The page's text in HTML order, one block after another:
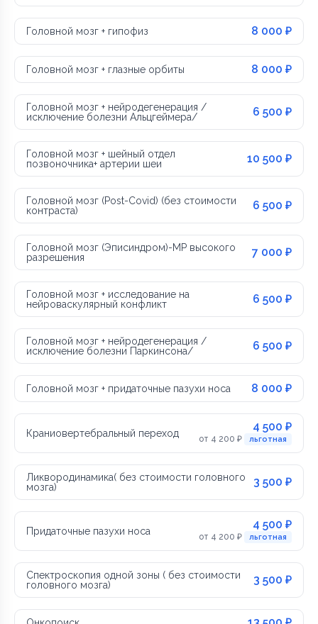
Головной мозг + гипофиз 8 000 ₽
Головной мозг + глазные орбиты 8 000 ₽
Головной мозг + нейродегенерация /
исключение болезни Альцгеймера/
6 500 ₽
Головной мозг + шейный отдел
позвоночника+ артерии шеи
10 500 ₽
Головной мозг (Post-Covid) (без стоимости
контраста)
6 500 ₽
Головной мозг (Эписиндром)-МР высокого
разрешения
7 000 ₽
Головной мозг + исследование на
нейроваскулярный конфликт
6 500 ₽
Головной мозг + нейродегенерация /
исключение болезни Паркинсона/
6 500 ₽
Головной мозг + придаточные пазухи носа 8 000 ₽
Краниовертебральный переход 4 500 ₽
от 4 200 ₽ льготная
Ликвородинамика( без стоимости головного
мозга)
3 500 ₽
Придаточные пазухи носа 4 500 ₽
от 4 200 ₽ льготная
Спектроскопия одной зоны ( без стоимости
головного мозга)
3 500 ₽